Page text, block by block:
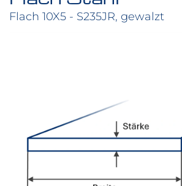
Flach 10X5 - S235JR, gewalzt